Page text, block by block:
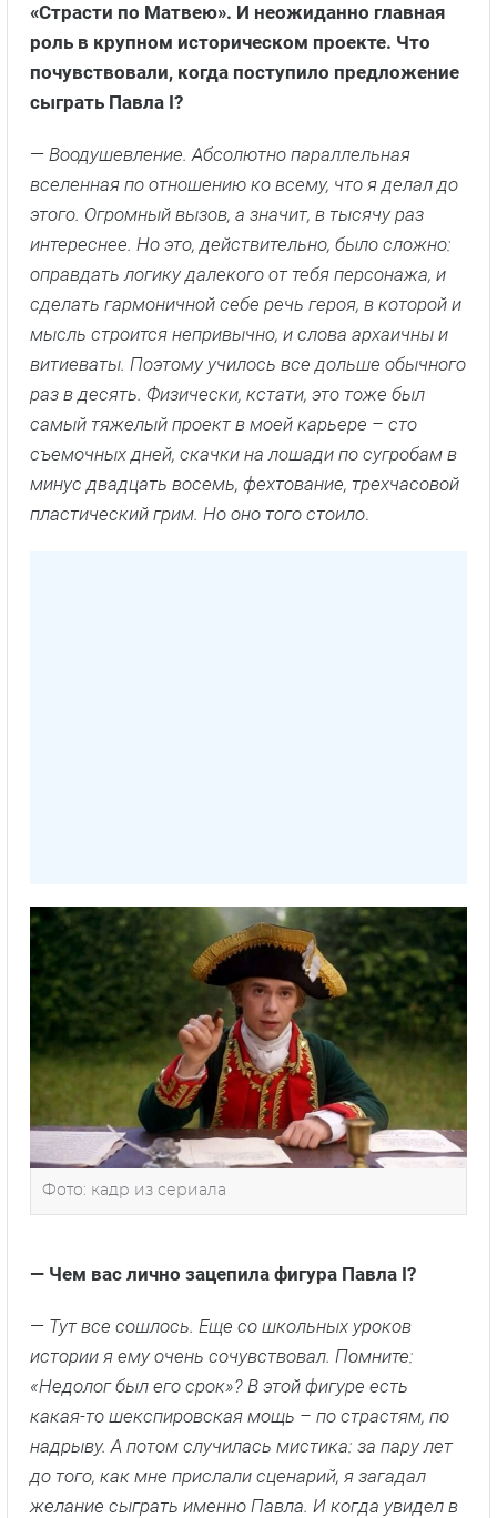
«Страсти по Матвею». И неожиданно главная
роль в крупном историческом проекте. Что
почувствовали, когда поступило предложение
сыграть Павла I?
— Воодушевление. Абсолютно параллельная
вселенная по отношению ко всему, что я делал до
этого. Огромный вызов, а значит, в тысячу раз
интереснее. Но это, действительно, было сложно:
оправдать логику далекого от тебя персонажа, и
сделать гармоничной себе речь героя, в которой и
мысль строится непривычно, и слова архаичны и
витиеваты. Поэтому училось все дольше обычного
раз в десять. Физически, кстати, это тоже был
самый тяжелый проект в моей карьере – сто
съемочных дней, скачки на лошади по сугробам в
минус двадцать восемь, фехтование, трехчасовой
пластический грим. Но оно того стоило.
Фото: кадр из сериала
— Чем вас лично зацепила фигура Павла I?
— Тут все сошлось. Еще со школьных уроков
истории я ему очень сочувствовал. Помните:
«Недолог был его срок»? В этой фигуре есть
какая-то шекспировская мощь – по страстям, по
надрыву. А потом случилась мистика: за пару лет
до того, как мне прислали сценарий, я загадал
желание сыграть именно Павла. И когда увидел в